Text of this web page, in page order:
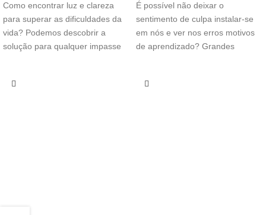
Como encontrar luz e clareza
para superar as dificuldades da
vida? Podemos descobrir a
solução para qualquer impasse
É possível não deixar o
sentimento de culpa instalar-se
em nós e ver nos erros motivos
de aprendizado? Grandes